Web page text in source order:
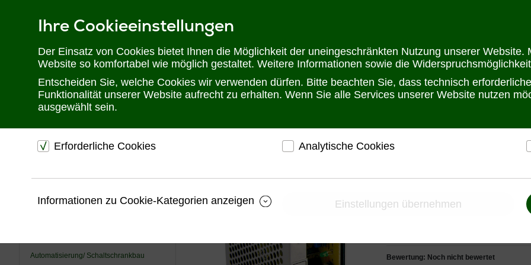
Ihre Cookieeinstellungen
Der Einsatz von Cookies bietet Ihnen die Möglichkeit der uneingeschränkten Nutzung unserer
Website so komfortabel wie möglich gestaltet. Weitere Informationen sowie die
Entscheiden Sie, welche Cookies wir verwenden dürfen. Bitte beachten Sie, dass technisch
Funktionalität unserer Website aufrecht zu erhalten. Wenn Sie alle Services unserer Website nutzen
ausgewählt sein.
Erforderliche Cookies
Website.
Analytische Cookies
Besucherverhalten kennenzulernen und die Website
Ermöglichen eine Verbesserung des
Informationen zu Cookie-Kategorien anzeigen Einstellungen übernehmen
Telefon: 02302 28 28 30
USV
Automatisierung/ Schaltschrankbau
ADELSystem
DC/DC Wandler
Bewertung: Noch nicht bewertet